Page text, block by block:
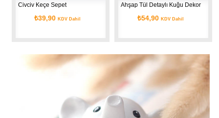
Civciv Keçe Sepet
₺39,90KDV Dahil
Ahşap Tül Detaylı Kuğu Dekor
₺54,90 KDV Dahil